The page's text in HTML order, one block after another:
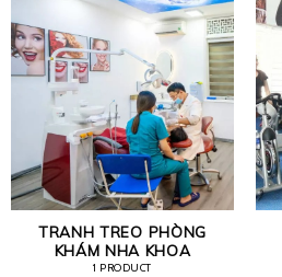
TRANH TREO PHÒNG
KHÁM NHA KHOA
1 PRODUCT